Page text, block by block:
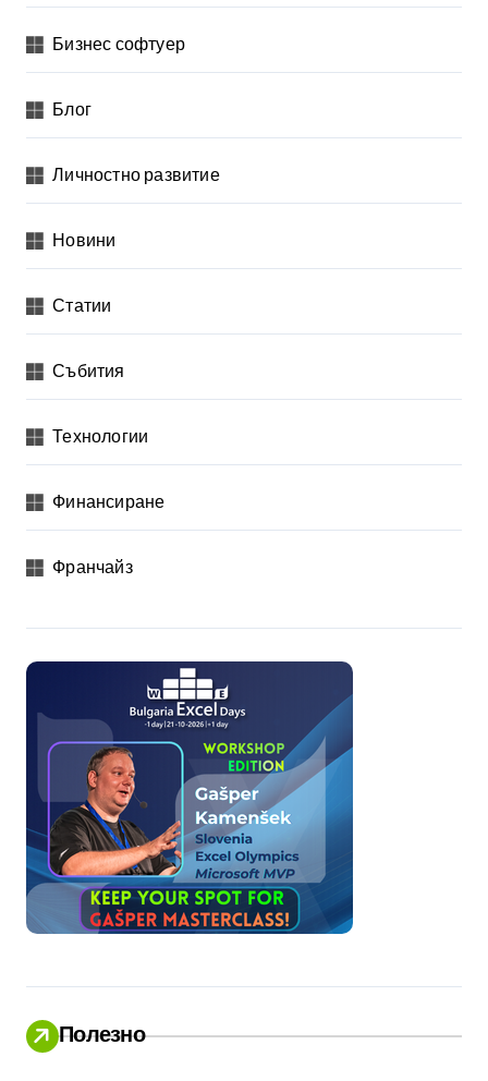
Бизнес софтуер
Блог
Личностно развитие
Новини
Статии
Събития
Технологии
Финансиране
Франчайз
Полезно